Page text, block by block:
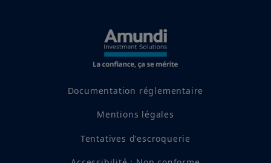
Documentation réglementaire
Mentions légales
Tentatives d'escroquerie